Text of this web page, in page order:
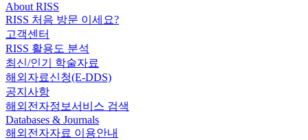
About RISS
RISS 처음 방문 이세요?
고객센터
RISS 활용도 분석
최신/인기 학술자료
해외자료신청(E-DDS)
공지사항
해외전자정보서비스 검색
Databases & Journals
해외전자자료 이용안내